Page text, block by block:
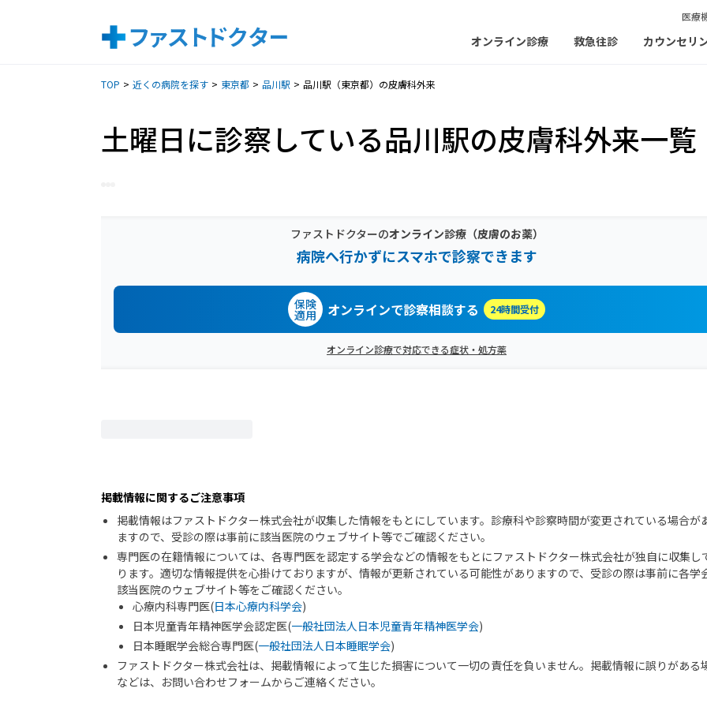
医療
オンライン診療 救急往診 カウンセリ
TOP 近くの病院を探す 東京都 品川駅 品川駅（東京都）の皮膚科外来
土曜日に診察している品川駅の皮膚科外来一覧
ファストドクターのオンライン診療（皮膚のお薬）
病院へ行かずにスマホで診察できます
保険
適用 オンラインで診察相談する 24時間受付
オンライン診療で対応できる症状・処方薬
掲載情報に関するご注意事項
掲載情報はファストドクター株式会社が収集した情報をもとにしています。診療科や診察時間が変更されている場合が
ますので、受診の際は事前に該当医院のウェブサイト等でご確認ください。
専門医の在籍情報については、各専門医を認定する学会などの情報をもとにファストドクター株式会社が独自に収集し
ります。適切な情報提供を心掛けておりますが、情報が更新されている可能性がありますので、受診の際は事前に各学
該当医院のウェブサイト等をご確認ください。
心療内科専門医(日本心療内科学会)
日本児童青年精神医学会認定医(一般社団法人日本児童青年精神医学会)
日本睡眠学会総合専門医(一般社団法人日本睡眠学会)
ファストドクター株式会社は、掲載情報によって生じた損害について一切の責任を負いません。掲載情報に誤りがある
などは、お問い合わせフォームからご連絡ください。